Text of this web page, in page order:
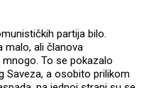
partija bilo.
malo, ali članova
To se pokazalo
Saveza, a osobito prilikom